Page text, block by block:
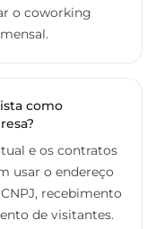
o coworking
como
e os contratos
usar o endereço
recebimento
de visitantes.